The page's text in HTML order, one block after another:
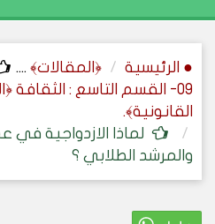
● الرئيسية ﴿المقالات﴾ ....
09- القسم التاسع : الثقافة
القانونية﴾.
لماذا الازدواجية
والمرشد الطلابي ؟